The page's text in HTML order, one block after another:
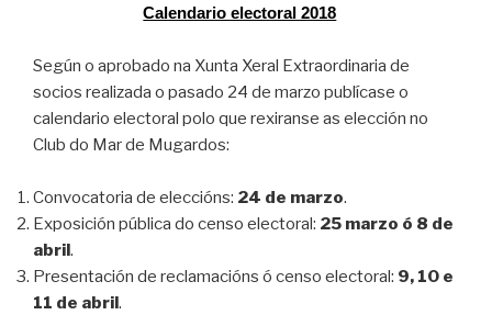
Calendario electoral 2018
Según o aprobado na Xunta Xeral Extraordinaria de
socios realizada o pasado 24 de marzo publícase o
calendario electoral polo que rexiranse as elección no
Club do Mar de Mugardos:
Convocatoria de eleccións: 24 de marzo.
Exposición pública do censo electoral: 25 marzo ó 8 de
abril .
Presentación de reclamacións ó censo electoral: 9, 10 e
11 de abril .